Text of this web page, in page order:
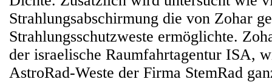
Strahlungsabschirmung die von Zohar
Strahlungsschutzweste ermöglichte.
der israelische Raumfahrtagentur ISA,
AstroRad-Weste der Firma StemRad